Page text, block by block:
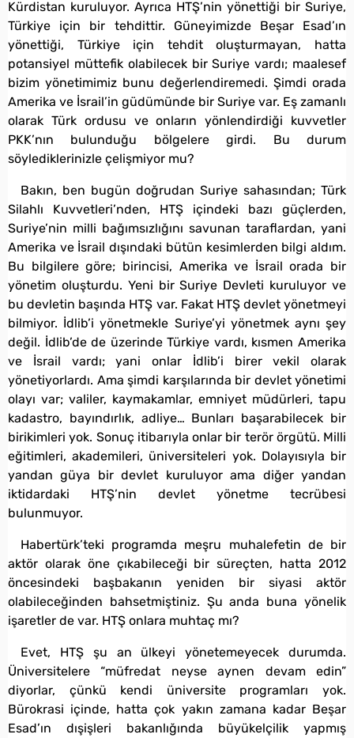
Kürdistan kuruluyor. Ayrıca HTŞ’nin yönettiği bir Suriye,
Türkiye için bir tehdittir. Güneyimizde Beşar Esad’ın
yönettiği, Türkiye için tehdit oluşturmayan, hatta
potansiyel müttefik olabilecek bir Suriye vardı; maalesef
bizim yönetimimiz bunu değerlendiremedi. Şimdi orada
Amerika ve İsrail’in güdümünde bir Suriye var. Eş zamanlı
olarak Türk ordusu ve onların yönlendirdiği kuvvetler
PKK’nın bulunduğu bölgelere girdi. Bu durum
söylediklerinizle çelişmiyor mu?
Bakın, ben bugün doğrudan Suriye sahasından; Türk
Silahlı Kuvvetleri’nden, HTŞ içindeki bazı güçlerden,
Suriye’nin milli bağımsızlığını savunan taraflardan, yani
Amerika ve İsrail dışındaki bütün kesimlerden bilgi aldım.
Bu bilgilere göre; birincisi, Amerika ve İsrail orada bir
yönetim oluşturdu. Yeni bir Suriye Devleti kuruluyor ve
bu devletin başında HTŞ var. Fakat HTŞ devlet yönetmeyi
bilmiyor. İdlib’i yönetmekle Suriye’yi yönetmek aynı şey
değil. İdlib’de de üzerinde Türkiye vardı, kısmen Amerika
ve İsrail vardı; yani onlar İdlib’i birer vekil olarak
yönetiyorlardı. Ama şimdi karşılarında bir devlet yönetimi
olayı var; valiler, kaymakamlar, emniyet müdürleri, tapu
kadastro, bayındırlık, adliye… Bunları başarabilecek bir
birikimleri yok. Sonuç itibarıyla onlar bir terör örgütü. Milli
eğitimleri, akademileri, üniversiteleri yok. Dolayısıyla bir
yandan güya bir devlet kuruluyor ama diğer yandan
iktidardaki HTŞ’nin devlet yönetme tecrübesi
bulunmuyor.
Habertürk’teki programda meşru muhalefetin de bir
aktör olarak öne çıkabileceği bir süreçten, hatta 2012
öncesindeki başbakanın yeniden bir siyasi aktör
olabileceğinden bahsetmiştiniz. Şu anda buna yönelik
işaretler de var. HTŞ onlara muhtaç mı?
Evet, HTŞ şu an ülkeyi yönetemeyecek durumda.
Üniversitelere “müfredat neyse aynen devam edin”
diyorlar, çünkü kendi üniversite programları yok.
Bürokrasi içinde, hatta çok yakın zamana kadar Beşar
Esad’ın dışişleri bakanlığında büyükelçilik yapmış